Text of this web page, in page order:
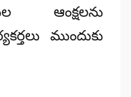
ఆంక్షలను
ముందుకు